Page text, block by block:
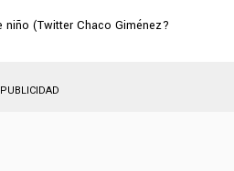
con mente de niño”